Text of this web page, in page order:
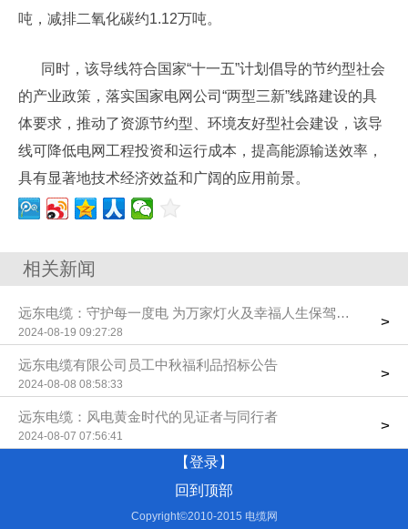
吨，减排二氧化碳约1.12万吨。
同时，该导线符合国家“十一五”计划倡导的节约型社会
的产业政策，落实国家电网公司“两型三新”线路建设的具
体要求，推动了资源节约型、环境友好型社会建设，该导
线可降低电网工程投资和运行成本，提高能源输送效率，
具有显著地技术经济效益和广阔的应用前景。
相关新闻
远东电缆：守护每一度电 为万家灯火及幸福人生保驾护航
2024-08-19 09:27:28
>
远东电缆有限公司员工中秋福利品招标公告
2024-08-08 08:58:33
>
远东电缆：风电黄金时代的见证者与同行者
2024-08-07 07:56:41
>
【登录】
回到顶部
Copyright©2010-2015 电缆网